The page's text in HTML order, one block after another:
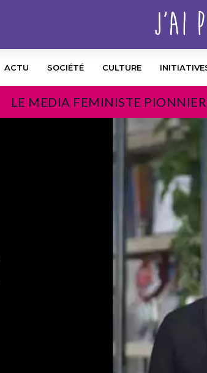
ACTU SOCIÉTÉ CULTURE
LE MEDIA FEMINISTE